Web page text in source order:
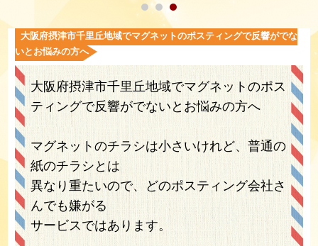
大阪府摂津市千里丘地域でマグネットのポスティングで反響がでな
いとお悩みの方へ
大阪府摂津市千里丘地域でマグネットのポス
ティングで反響がでないとお悩みの方へ
マグネットのチラシは小さいけれど、普通の
紙のチラシとは
異なり重たいので、どのポスティング会社さ
んでも嫌がる
サービスではあります。